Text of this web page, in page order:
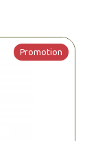
Promotion